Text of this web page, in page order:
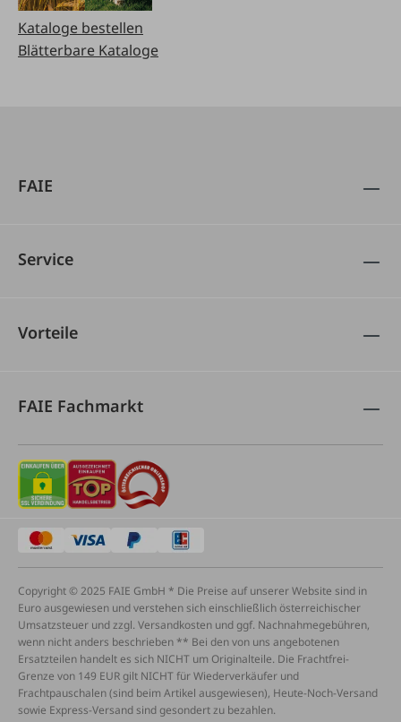
Kataloge bestellen
Blätterbare Kataloge
FAIE
Service
Vorteile
FAIE Fachmarkt
Copyright © 2025 FAIE GmbH * Die Preise auf unserer Website sind in
Euro ausgewiesen und verstehen sich einschließlich österreichischer
Umsatzsteuer und zzgl. Versandkosten und ggf. Nachnahmegebühren,
wenn nicht anders beschrieben ** Bei den von uns angebotenen
Ersatzteilen handelt es sich NICHT um Originalteile. Die Frachtfrei-
Grenze von 149 EUR gilt NICHT für Wiederverkäufer und
Frachtpauschalen (sind beim Artikel ausgewiesen), Heute-Noch-Versand
sowie Express-Versand sind gesondert zu bezahlen.